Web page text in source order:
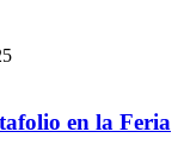
en la Feria